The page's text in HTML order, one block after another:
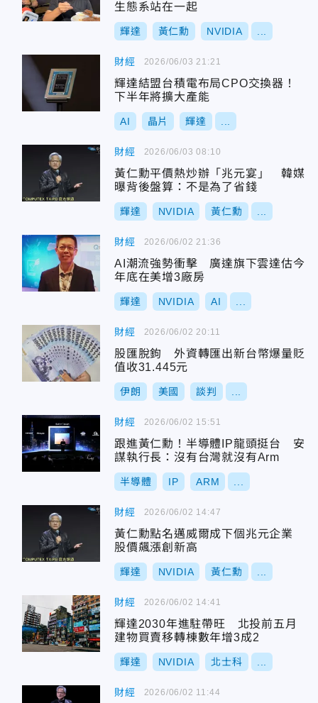
生態系站在一起
輝達 黃仁勳 NVIDIA
財經
輝達結盟台積電布局CPO交換器！
下半年將擴大產能
AI 晶片 輝達
2026/06/03 21:21
財經
黃仁勳平價熱炒辦「兆元宴」 韓媒
曝背後盤算：不是為了省錢
輝達 NVIDIA 黃仁勳
2026/06/03 08:10
財經
AI潮流強勢衝擊 廣達旗下雲達估今
年底在美增3廠房
輝達 NVIDIA AI
2026/06/02 21:36
財經
股匯脫鉤 外資轉匯出新台幣爆量貶
值收31.445元
伊朗 美國 談判
2026/06/02 20:11
財經
跟進黃仁勳！半導體IP龍頭挺台 安
謀執行長：沒有台灣就沒有Arm
半導體 IP ARM
2026/06/02 15:51
財經
黃仁勳點名邁威爾成下個兆元企業
股價飆漲創新高
輝達 NVIDIA 黃仁勳
2026/06/02 14:47
財經
輝達2030年進駐帶旺 北投前五月
建物買賣移轉棟數年增3成2
輝達 NVIDIA 北士科
2026/06/02 14:41
財經 2026/06/02 11:44